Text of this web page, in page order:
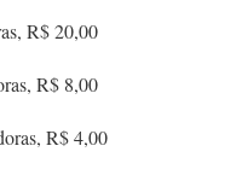
R$ 20,00
R$ 8,00
R$ 4,00